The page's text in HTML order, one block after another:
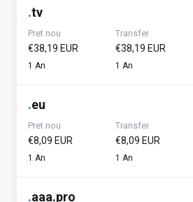
.tv
Pret nou
€38,19 EUR
1 An
Transfer
€38,19 EUR
1 An
.eu
Pret nou
€8,09 EUR
1 An
Transfer
€8,09 EUR
1 An
.aaa.pro